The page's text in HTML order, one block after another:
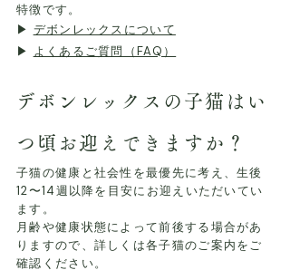
特徴です。
▶ デボンレックスについて
▶ よくあるご質問（FAQ）
デボンレックスの子猫はい
つ頃お迎えできますか？
子猫の健康と社会性を最優先に考え、生後
12〜14週以降を目安にお迎えいただいてい
ます。
月齢や健康状態によって前後する場合があ
りますので、詳しくは各子猫のご案内をご
確認ください。